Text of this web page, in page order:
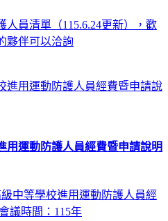
員清單（115.6.24更新），歡
夥伴可以洽詢
用運動防護人員經費暨申請說明
中等學校進用運動防護人員經
議時間：115年